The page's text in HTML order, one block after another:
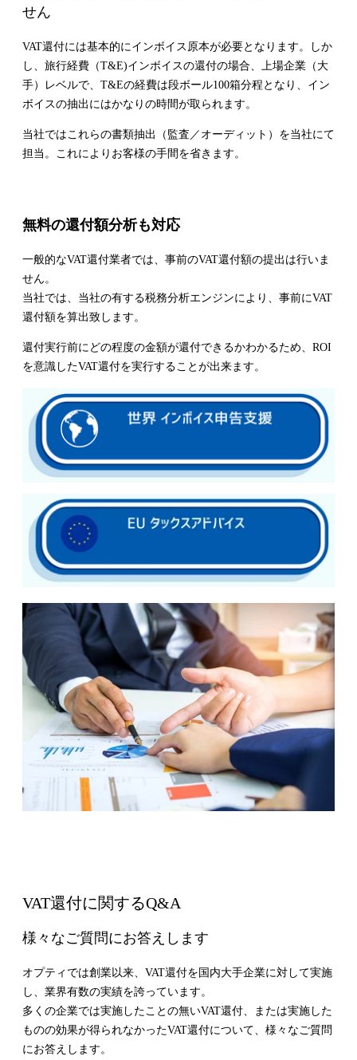
せん
VAT還付には基本的にインボイス原本が必要となります。しか
し、旅行経費（T&E)インボイスの還付の場合、 上場企業（大
手）レベルで、T&Eの経費は段ボール100箱分程となり、 イン
ボイスの抽出にはかなりの時間が取られます。
当社ではこれらの書類抽出（監査／オーディット）を当社にて
担当。これによりお客様の手間を省きます。
無料の還付額分析も対応
一般的なVAT還付業者では、事前のVAT還付額の提出は行いま
せん。
当社では、当社の有する税務分析エンジンにより、事前にVAT
還付額を算出致します。
還付実行前にどの程度の金額が還付できるかわかるため、ROI
を意識したVAT還付を実行することが出来ます。
VAT還付に関するQ&A
様々なご質問にお答えします
オプティでは創業以来、VAT還付を国内大手企業に対して実施
し、業界有数の実績を誇っています。
多くの企業では実施したことの無いVAT還付、または実施した
ものの効果が得られなかったVAT還付について、様々なご質問
にお答えします。